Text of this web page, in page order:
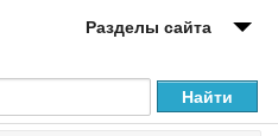
Разделы сайта